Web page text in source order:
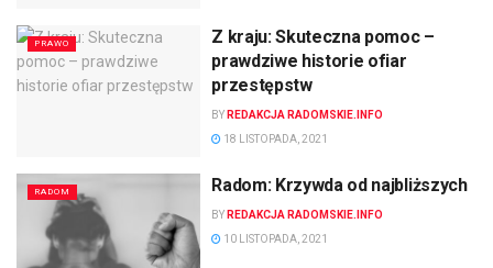
PRAWO
Z kraju: Skuteczna pomoc –
prawdziwe historie ofiar
przestępstw
BY REDAKCJA RADOMSKIE.INFO
18 LISTOPADA, 2021
RADOM Radom: Krzywda od najbliższych
BY REDAKCJA RADOMSKIE.INFO
10 LISTOPADA, 2021